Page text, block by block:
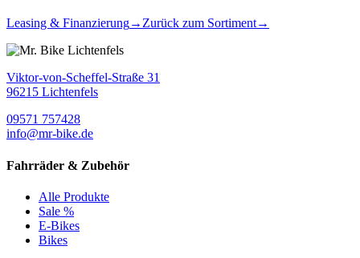
Leasing & Finanzierung→ Zurück zum Sortiment→
Viktor-von-Scheffel-Straße 31
96215 Lichtenfels
09571 757428
info@mr-bike.de
Fahrräder & Zubehör
Alle Produkte
Sale %
E-Bikes
Bikes